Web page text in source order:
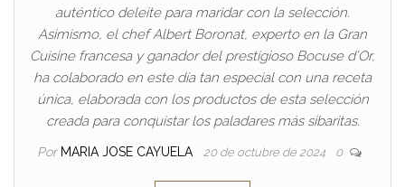
auténtico deleite para maridar con la selección.
Asimismo, el chef Albert Boronat, experto en la Gran
Cuisine francesa y ganador del prestigioso Bocuse d’Or,
ha colaborado en este día tan especial con una receta
única, elaborada con los productos de esta selección
creada para conquistar los paladares más sibaritas.
Por MARIA JOSE CAYUELA 20 de octubre de 2024 0